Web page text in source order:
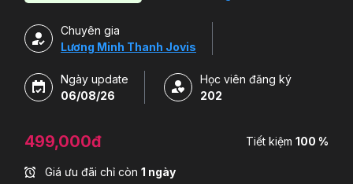
Chuyên gia
Lương Minh Thanh Jovis
Ngày update
06/08/26
Học viên đăng ký
202
499,000đ Tiết kiệm 100 %
Giá ưu đãi chỉ còn 1 ngày